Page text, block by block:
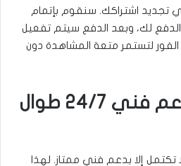
تجديد اشتراكك. سنقوم بإتمام
الدفع لك، وبعد الدفع سيتم تفعيل
لتستمر متعة المشاهدة دون
خدمة عملاء ودعم فني 24/7 طوال
تكتمل إلا بدعم فني ممتاز. لهذا